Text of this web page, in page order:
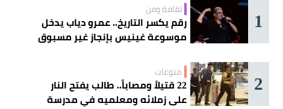
1 ثقافة وفن
رقم يكسر التاريخ.. عمرو دياب يدخل
موسوعة غينيس بإنجاز غير مسبوق
2 منوعات
22 قتيلاً ومصاباً.. طالب يفتح النار
على زملائه ومعلميه في مدرسة